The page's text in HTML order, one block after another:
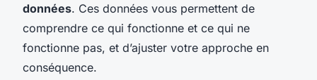
données. Ces données vous permettent de
comprendre ce qui fonctionne et ce qui ne
fonctionne pas, et d’ajuster votre approche en
conséquence.